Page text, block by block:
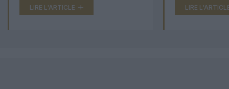
LIRE L'ARTICLE LIRE